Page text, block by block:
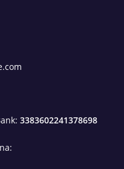
3383602241378698